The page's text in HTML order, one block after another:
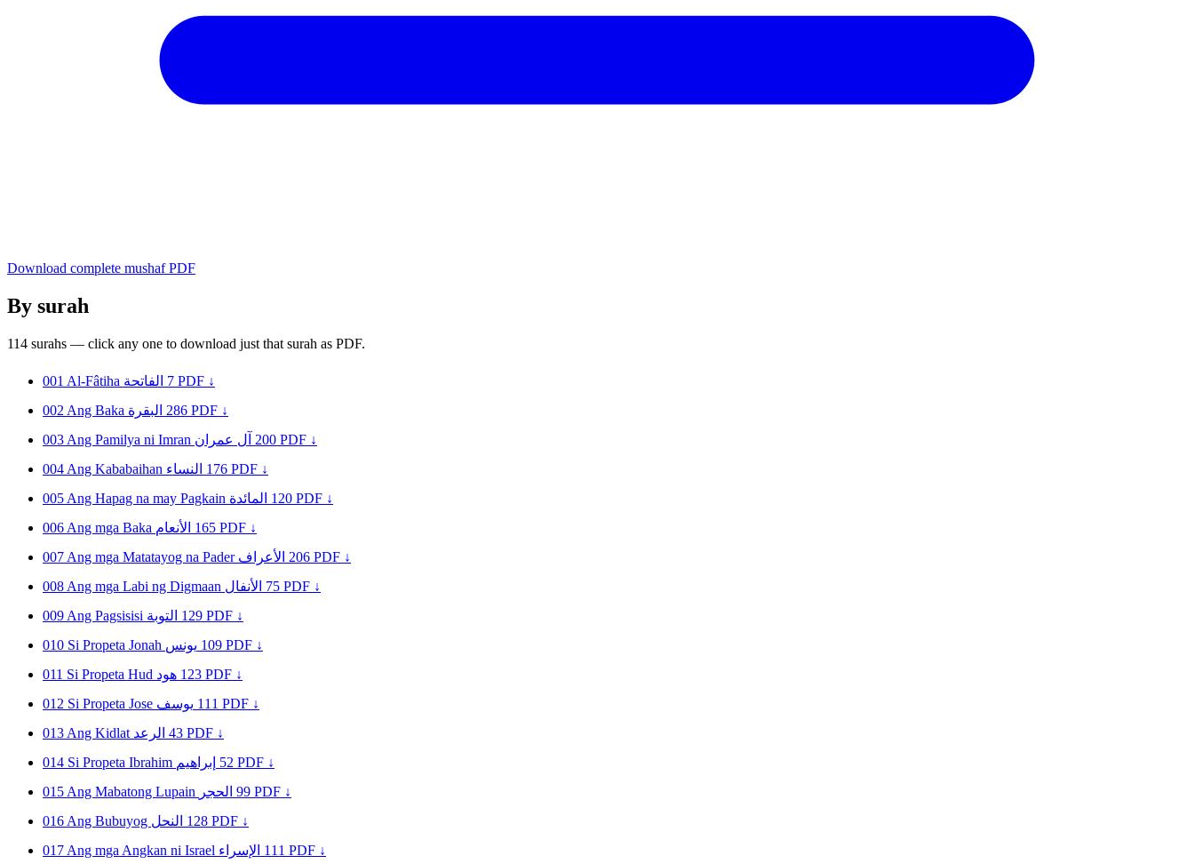
Download complete mushaf PDF
By surah
114 surahs — click any one to download just that surah as PDF.
001 Al-Fâtiha الفاتحة 7 PDF ↓
002 Ang Baka البقرة 286 PDF ↓
003 Ang Pamilya ni Imran آل عمران 200 PDF ↓
004 Ang Kababaihan النساء 176 PDF ↓
005 Ang Hapag na may Pagkain المائدة 120 PDF ↓
006 Ang mga Baka الأنعام 165 PDF ↓
007 Ang mga Matatayog na Pader الأعراف 206 PDF ↓
008 Ang mga Labi ng Digmaan الأنفال 75 PDF ↓
009 Ang Pagsisisi التوبة 129 PDF ↓
010 Si Propeta Jonah يونس 109 PDF ↓
011 Si Propeta Hud هود 123 PDF ↓
012 Si Propeta Jose يوسف 111 PDF ↓
013 Ang Kidlat الرعد 43 PDF ↓
014 Si Propeta Ibrahim إبراهيم 52 PDF ↓
015 Ang Mabatong Lupain الحجر 99 PDF ↓
016 Ang Bubuyog النحل 128 PDF ↓
017 Ang mga Angkan ni Israel الإسراء 111 PDF ↓